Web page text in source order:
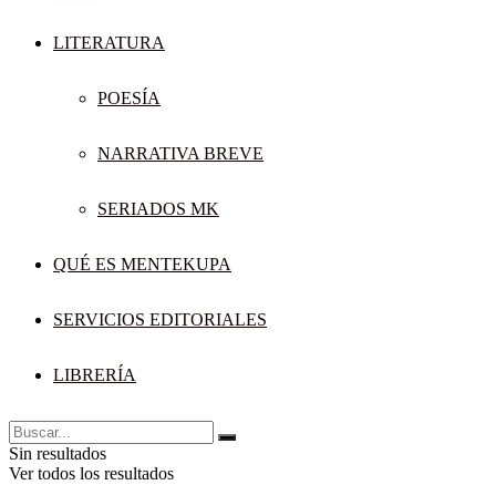
LITERATURA
POESÍA
NARRATIVA BREVE
SERIADOS MK
QUÉ ES MENTEKUPA
SERVICIOS EDITORIALES
LIBRERÍA
Sin resultados
Ver todos los resultados